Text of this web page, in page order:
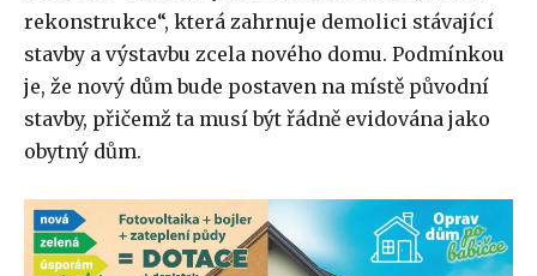
rekonstrukce“, která zahrnuje demolici stávající
stavby a výstavbu zcela nového domu. Podmínkou
je, že nový dům bude postaven na místě původní
stavby, přičemž ta musí být řádně evidována jako
obytný dům.